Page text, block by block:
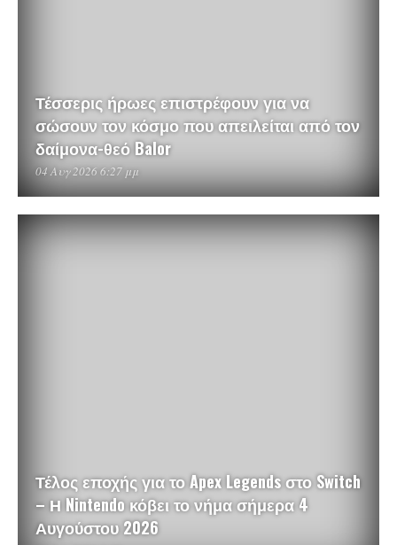
Τέσσερις ήρωες επιστρέφουν για να
σώσουν τον κόσμο που απειλείται από τον
δαίμονα-θεό Balor
04 Αυγ 2026 6:27 μμ
Τέλος εποχής για το Apex Legends στο Switch
– Η Nintendo κόβει το νήμα σήμερα 4
Αυγούστου 2026